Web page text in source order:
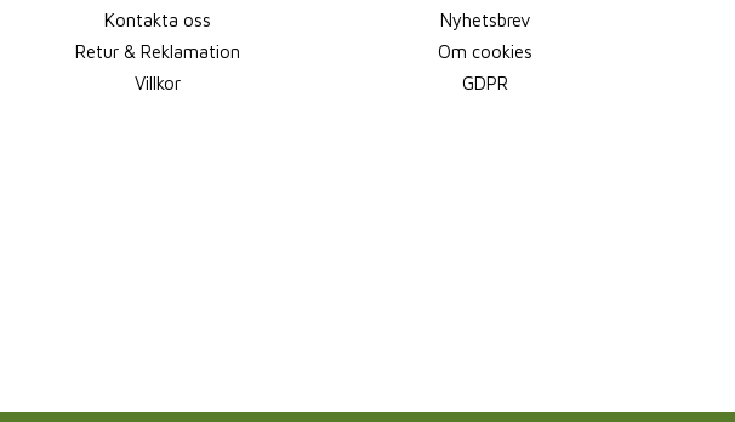
Kontakta oss
Retur & Reklamation
Villkor
Nyhetsbrev
Om cookies
GDPR